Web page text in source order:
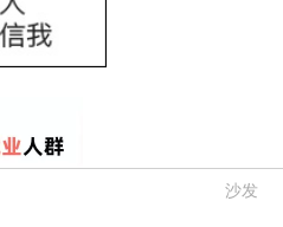
沙发